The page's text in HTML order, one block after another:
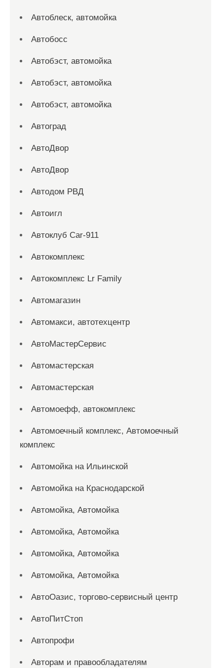
Автоблеск, автомойка
Автобосс
Автобэст, автомойка
Автобэст, автомойка
Автобэст, автомойка
Автоград
АвтоДвор
АвтоДвор
Автодом РВД
Автоигл
Автоклуб Car-911
Автокомплекс
Автокомплекс Lr Family
Автомагазин
Автомакси, автотехцентр
АвтоМастерСервис
Автомастерская
Автомастерская
Автомоефф, автокомплекс
Автомоечный комплекс, Автомоечный
комплекс
Автомойка на Ильинской
Автомойка на Краснодарской
Автомойка, Автомойка
Автомойка, Автомойка
Автомойка, Автомойка
Автомойка, Автомойка
АвтоОазис, торгово-сервисный центр
АвтоПитСтоп
Автопрофи
Авторам и правообладателям